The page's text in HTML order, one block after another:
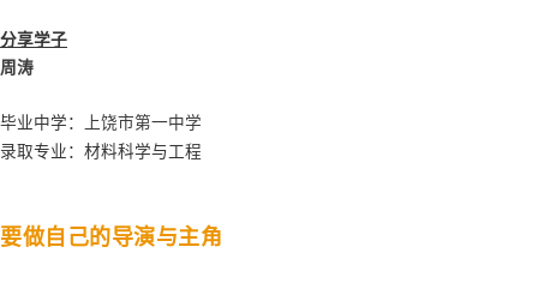
分享学子
周涛
毕业中学：
上饶市第一中学
录取专业：材料科学与工程
要做自己的导演与主角